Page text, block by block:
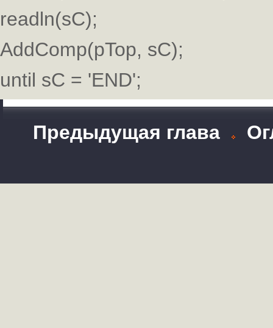
readln(sC);
AddComp(pTop, sC);
until sC = 'END';
Предыдущая глава